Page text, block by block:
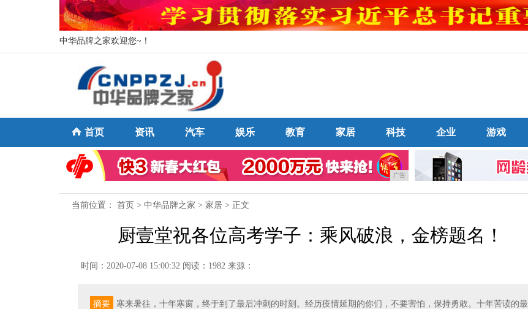
中华品牌之家欢迎您~！
首页 资讯 汽车 娱乐 教育 家居 科技 企业 游戏
广告
当前位置： 首页 > 中华品牌之家 > 家居 > 正文
厨壹堂祝各位高考学子：乘风破浪，金榜题名！
时间：2020-07-08 15:00:32 阅读：1982 来源：
摘要
寒来暑往，十年寒窗，终于到了最后冲刺的时刻。经历疫情延期的你们，不要害怕，保持勇敢。十年苦读的最